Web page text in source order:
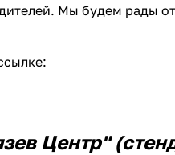
Мы будем рады
Центр"